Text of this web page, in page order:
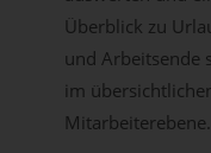
Überblick zu
und Arbeitsende
im
Mitarbeiterebene.